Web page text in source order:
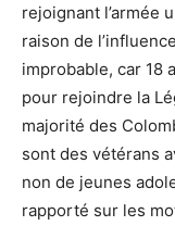
rejoignant l’armée
raison de
improbable, car 18
pour rejoindre la
majorité des
sont des vétérans
non de jeunes
rapporté sur les